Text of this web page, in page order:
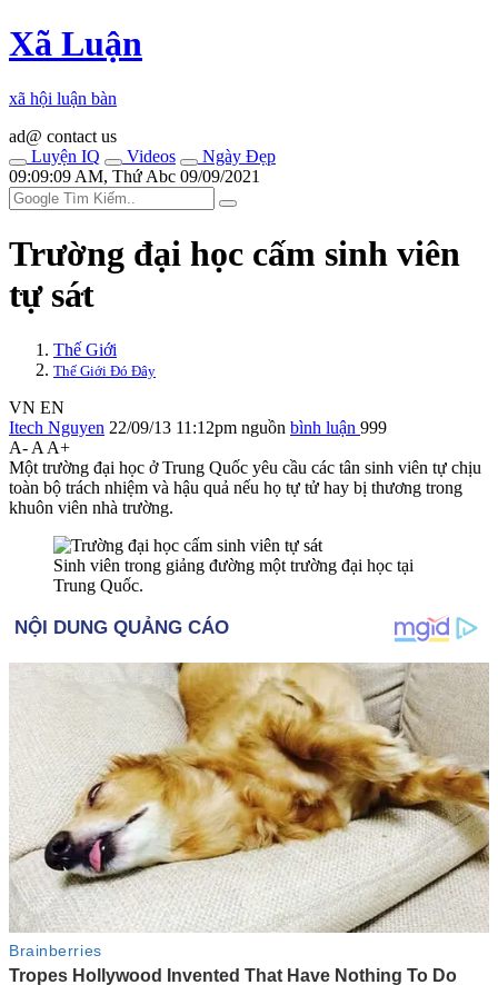
Xã Luận
xã hội luận bàn
ad@ contact us
Luyện IQ
Videos
Ngày Đẹp
09:09:09 AM, Thứ Abc 09/09/2021
Trường đại học cấm sinh viên
t‌ּự sá‌ּt
Thế Giới
Thế Giới Đó Đây
VN EN
Itech Nguyen 22/09/13 11:12pm nguồn bình luận 999
A- A A+
Một trường đại học ở Trung Quốc yêu cầu các tân sinh viên tự chịu
toàn bộ trách nhiệm và hậu quả nếu họ t‌ּự t‌ּử hay bị thương trong
khuôn viên nhà trường.
Sinh viên trong giảng đường một trường đại học tại
Trung Quốc.